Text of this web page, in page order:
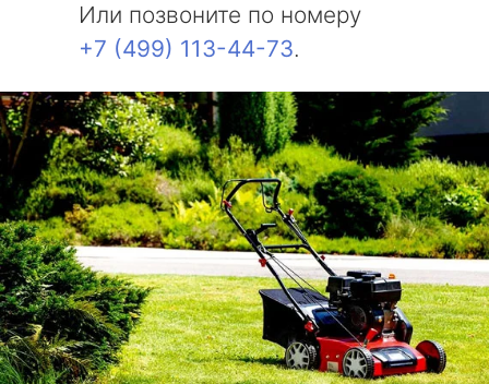
Или позвоните по номеру
+7 (499) 113-44-73.